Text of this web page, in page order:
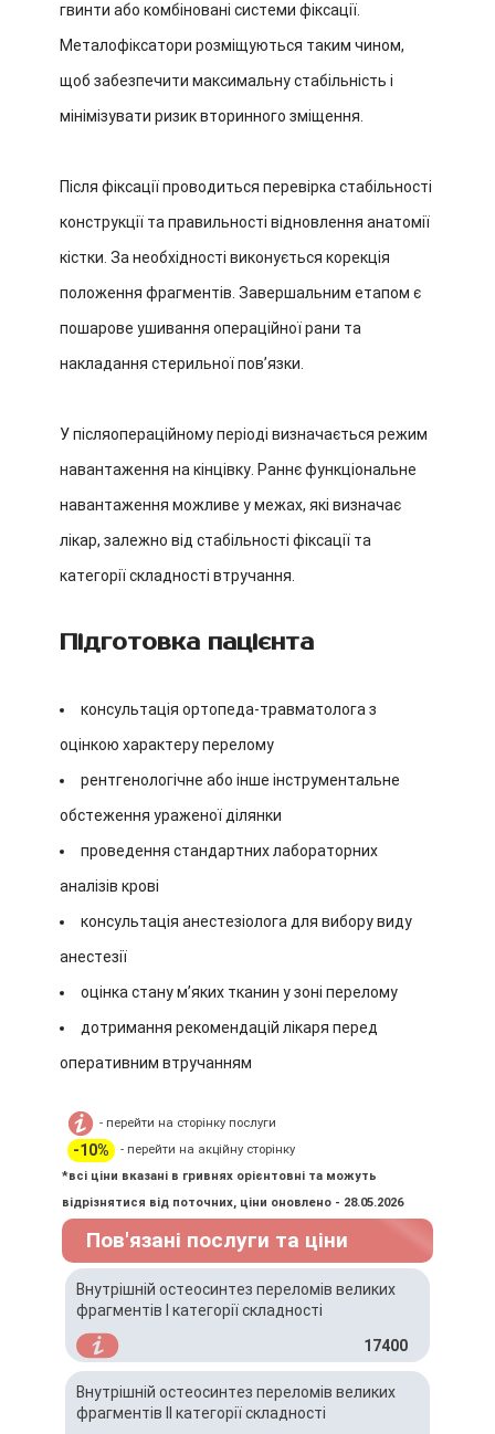
гвинти або комбіновані системи фіксації.
Металофіксатори розміщуються таким чином,
щоб забезпечити максимальну стабільність і
мінімізувати ризик вторинного зміщення.
Після фіксації проводиться перевірка стабільності
конструкції та правильності відновлення анатомії
кістки. За необхідності виконується корекція
положення фрагментів. Завершальним етапом є
пошарове ушивання операційної рани та
накладання стерильної пов’язки.
У післяопераційному періоді визначається режим
навантаження на кінцівку. Раннє функціональне
навантаження можливе у межах, які визначає
лікар, залежно від стабільності фіксації та
категорії складності втручання.
Підготовка пацієнта
консультація ортопеда-травматолога з
оцінкою характеру перелому
рентгенологічне або інше інструментальне
обстеження ураженої ділянки
проведення стандартних лабораторних
аналізів крові
консультація анестезіолога для вибору виду
анестезії
оцінка стану м’яких тканин у зоні перелому
дотримання рекомендацій лікаря перед
оперативним втручанням
- перейти на сторінку послуги
-10%
- перейти на акційну сторінку
*всі ціни вказані в гривнях орієнтовні та можуть
відрізнятися від поточних, ціни оновлено - 28.05.2026
Пов'язані послуги та ціни
Внутрішній остеосинтез переломів великих
фрагментів І категорії складності
17400
Внутрішній остеосинтез переломів великих
фрагментів ІІ категорії складності